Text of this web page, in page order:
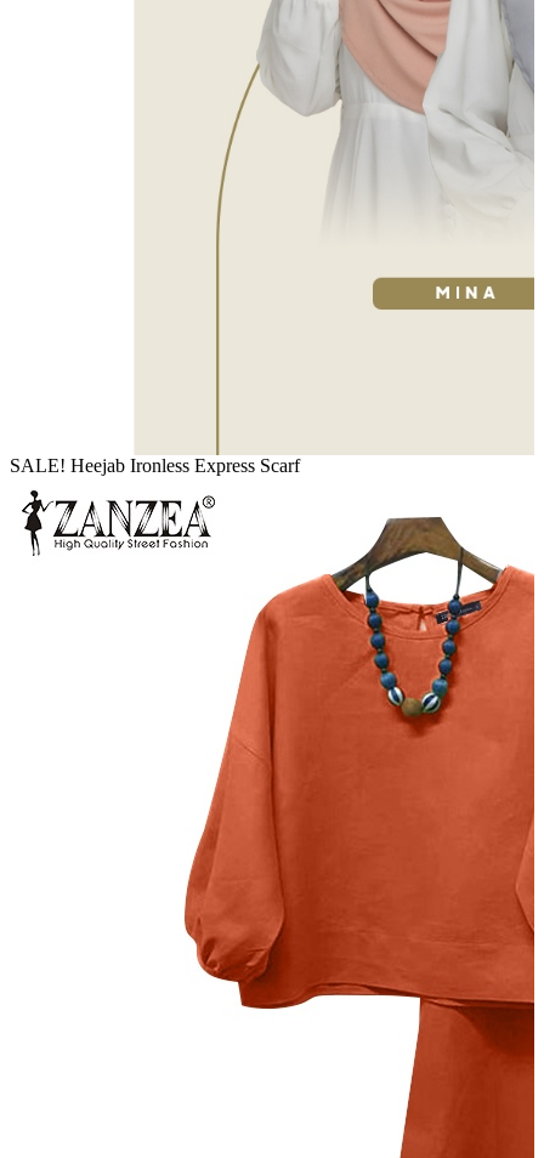
SALE! Heejab Ironless Express Scarf